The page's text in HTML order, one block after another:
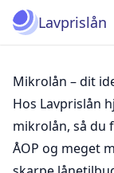
Lavprislån
Mikrolån – dit
Hos Lavprislån
mikrolån, så du
ÅOP og meget